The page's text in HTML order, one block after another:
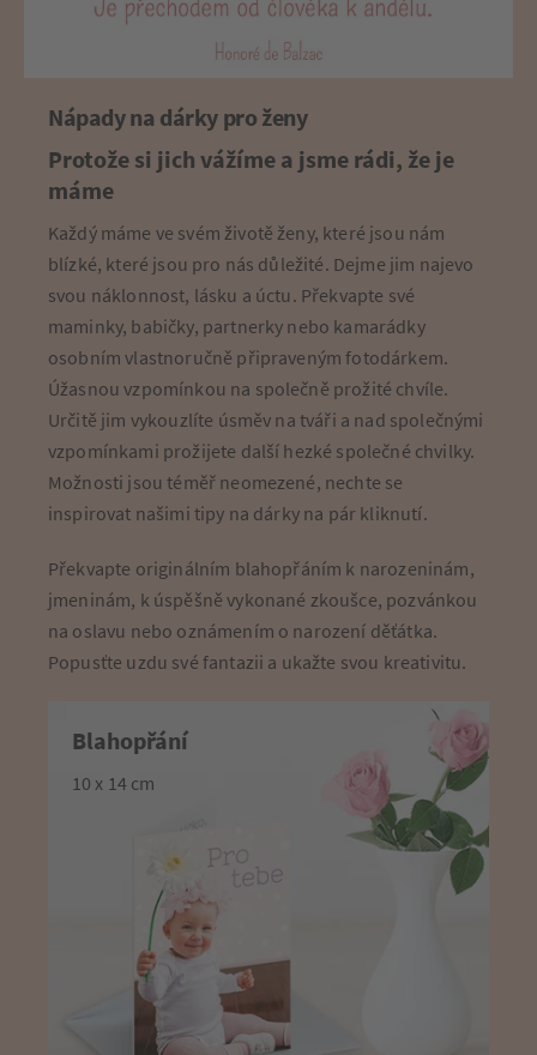
Nápady na dárky pro ženy
Protože si jich vážíme a jsme rádi, že je
máme
Každý máme ve svém životě ženy, které jsou nám
blízké, které jsou pro nás důležité. Dejme jim najevo
svou náklonnost, lásku a úctu. Překvapte své
maminky, babičky, partnerky nebo kamarádky
osobním vlastnoručně připraveným fotodárkem.
Úžasnou vzpomínkou na společně prožité chvíle.
Určitě jim vykouzlíte úsměv na tváři a nad společnými
vzpomínkami prožijete další hezké společné chvilky.
Možnosti jsou téměř neomezené, nechte se
inspirovat našimi tipy na dárky na pár kliknutí.
Překvapte originálním blahopřáním k narozeninám,
jmeninám, k úspěšně vykonané zkoušce, pozvánkou
na oslavu nebo oznámením o narození děťátka.
Popusťte uzdu své fantazii a ukažte svou kreativitu.
Blahopřání
10 x 14 cm